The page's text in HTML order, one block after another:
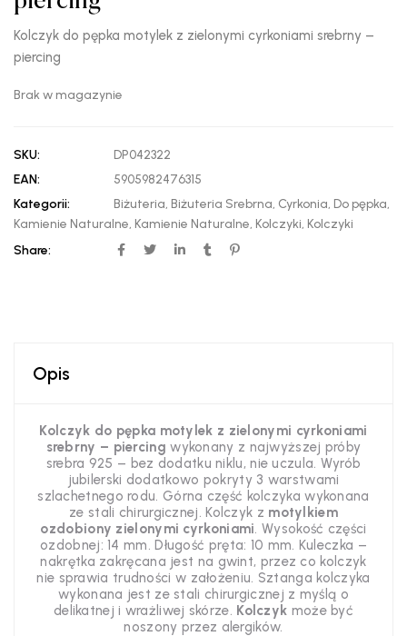
Kolczyk do pępka motylek z zielonymi cyrkoniami srebrny –
piercing
Brak w magazynie
SKU:
DP042322
EAN:
5905982476315
Kategorii:
Biżuteria, Biżuteria Srebrna, Cyrkonia, Do pępka,
Kamienie Naturalne, Kamienie Naturalne, Kolczyki, Kolczyki
Share:
Opis
Kolczyk do pępka motylek z zielonymi cyrkoniami
srebrny – piercingwykonany z najwyższej próby
srebra 925 – bez dodatku niklu, nie uczula. Wyrób
jubilerski dodatkowo pokryty 3 warstwami
szlachetnego rodu. Górna część kolczyka wykonana
ze stali chirurgicznej. Kolczyk z motylkiem
ozdobiony zielonymi cyrkoniami. Wysokość części
ozdobnej: 14 mm. Długość pręta: 10 mm. Kuleczka –
nakrętka zakręcana jest na gwint, przez co kolczyk
nie sprawia trudności w założeniu. Sztanga kolczyka
wykonana jest ze stali chirurgicznej z myślą o
delikatnej i wrażliwej skórze. Kolczyk może być
noszony przez alergików.